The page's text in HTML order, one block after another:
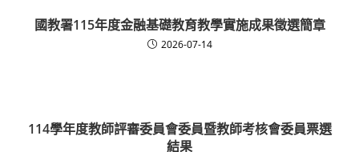
國教署115年度金融基礎教育教學實施成果徵選簡章
2026-07-14
114學年度教師評審委員會委員暨教師考核會委員票選
結果